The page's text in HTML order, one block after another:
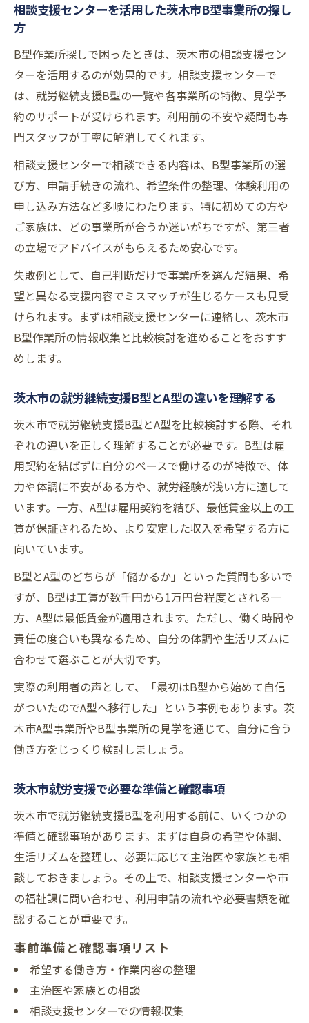
相談支援センターを活用した茨木市B型事業所の探し
方
B型作業所探しで困ったときは、茨木市の相談支援セン
ターを活用するのが効果的です。相談支援センターで
は、就労継続支援B型の一覧や各事業所の特徴、見学予
約のサポートが受けられます。利用前の不安や疑問も専
門スタッフが丁寧に解消してくれます。
相談支援センターで相談できる内容は、B型事業所の選
び方、申請手続きの流れ、希望条件の整理、体験利用の
申し込み方法など多岐にわたります。特に初めての方や
ご家族は、どの事業所が合うか迷いがちですが、第三者
の立場でアドバイスがもらえるため安心です。
失敗例として、自己判断だけで事業所を選んだ結果、希
望と異なる支援内容でミスマッチが生じるケースも見受
けられます。まずは相談支援センターに連絡し、茨木市
B型作業所の情報収集と比較検討を進めることをおすす
めします。
茨木市の就労継続支援B型とA型の違いを理解する
茨木市で就労継続支援B型とA型を比較検討する際、それ
ぞれの違いを正しく理解することが必要です。B型は雇
用契約を結ばずに自分のペースで働けるのが特徴で、体
力や体調に不安がある方や、就労経験が浅い方に適して
います。一方、A型は雇用契約を結び、最低賃金以上の工
賃が保証されるため、より安定した収入を希望する方に
向いています。
B型とA型のどちらが「儲かるか」といった質問も多いで
すが、B型は工賃が数千円から1万円台程度とされる一
方、A型は最低賃金が適用されます。ただし、働く時間や
責任の度合いも異なるため、自分の体調や生活リズムに
合わせて選ぶことが大切です。
実際の利用者の声として、「最初はB型から始めて自信
がついたのでA型へ移行した」という事例もあります。茨
木市A型事業所やB型事業所の見学を通じて、自分に合う
働き方をじっくり検討しましょう。
茨木市就労支援で必要な準備と確認事項
茨木市で就労継続支援B型を利用する前に、いくつかの
準備と確認事項があります。まずは自身の希望や体調、
生活リズムを整理し、必要に応じて主治医や家族とも相
談しておきましょう。その上で、相談支援センターや市
の福祉課に問い合わせ、利用申請の流れや必要書類を確
認することが重要です。
事前準備と確認事項リスト
希望する働き方・作業内容の整理
主治医や家族との相談
相談支援センターでの情報収集